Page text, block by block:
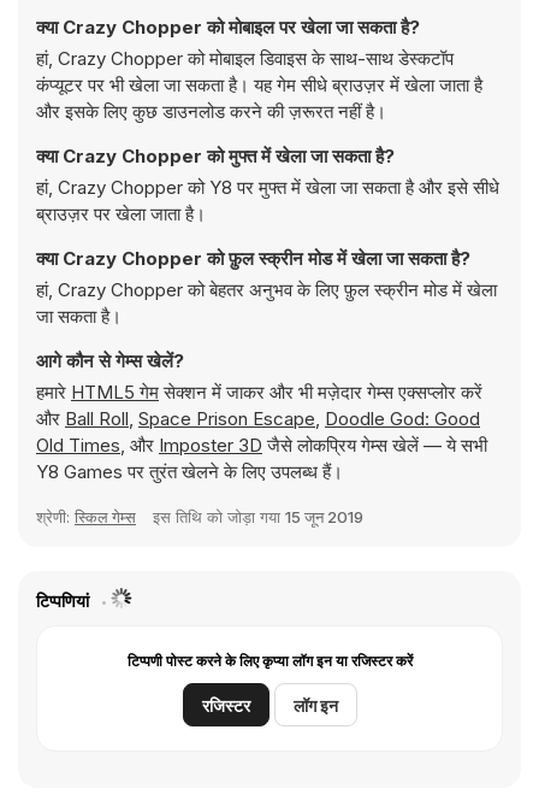
क्या Crazy Chopper को मोबाइल पर खेला जा सकता है?
हां, Crazy Chopper को मोबाइल डिवाइस के साथ-साथ डेस्कटॉप
कंप्यूटर पर भी खेला जा सकता है। यह गेम सीधे ब्राउज़र में खेला जाता है
और इसके लिए कुछ डाउनलोड करने की ज़रूरत नहीं है।
क्या Crazy Chopper को मुफ्त में खेला जा सकता है?
हां, Crazy Chopper को Y8 पर मुफ्त में खेला जा सकता है और इसे सीधे
ब्राउज़र पर खेला जाता है।
क्या Crazy Chopper को फ़ुल स्क्रीन मोड में खेला जा सकता है?
हां, Crazy Chopper को बेहतर अनुभव के लिए फ़ुल स्क्रीन मोड में खेला
जा सकता है।
आगे कौन से गेम्स खेलें?
हमारे HTML5 गेमसेक्शन में जाकर और भी मज़ेदार गेम्स एक्सप्लोर करें
और Ball Roll, Space Prison Escape, Doodle God: Good
Old Times, और Imposter 3D जैसे लोकप्रिय गेम्स खेलें — ये सभी
Y8 Games पर तुरंत खेलने के लिए उपलब्ध हैं।
श्रेणी: स्किल गेम्स इस तिथि को जोड़ा गया 15 जून 2019
टिप्पणियां
टिप्पणी पोस्ट करने के लिए कृप्या लॉग इन या रजिस्टर करें
रजिस्टर लॉग इन